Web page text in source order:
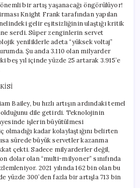
için
bir artış yaşanacağı öngörülüyor!
Knight Frank tarafından yapılan
gelir eşitsizliğinin ulaştığı kritik
serdi. Süper zenginlerin servet
yeniliklerle adeta “yüksek voltaj”
Şu anda 3.110 olan milyarder
beş yıl içinde yüzde 25 artarak 3.915’e
Bailey, bu hızlı artışın ardındaki temel
dile getirdi. Teknolojinin
işlerin büyütülmesi
kadar kolaylaştığını belirten
sürede büyük servetler kazanma
çekti. Sadece milyarderler değil,
dolar olan “multi-milyoner” sınıfında
2021 yılında 162 bin olan bu
yüzde 300’den fazla bir artışla 713 bin